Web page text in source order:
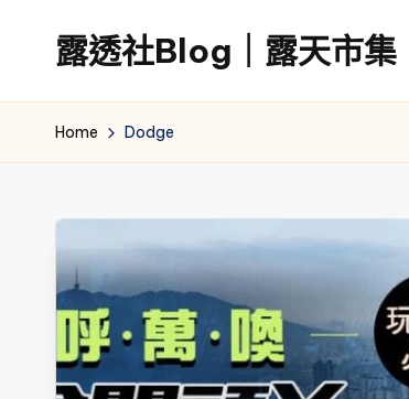
content
露透社Blog｜露天市集
透
社
｜
露
天
市
集
Home Dodge